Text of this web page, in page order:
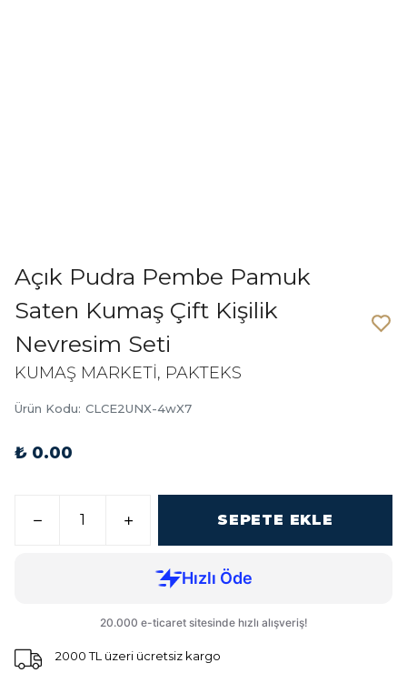
Açık Pudra Pembe Pamuk
Saten Kumaş Çift Kişilik
Nevresim Seti
KUMAŞ MARKETİ, PAKTEKS
Ürün Kodu: CLCE2UNX-4wX7
₺ 0.00
SEPETE EKLE
2000 TL üzeri ücretsiz kargo